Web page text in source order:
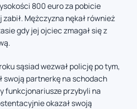
800 euro za pobicie
Mężczyzna nękał również
gdy jej ojciec zmagał się z
sąsiad wezwał policję po tym,
swoją partnerkę na schodach
funkcjonariusze przybyli na
okazał swoją